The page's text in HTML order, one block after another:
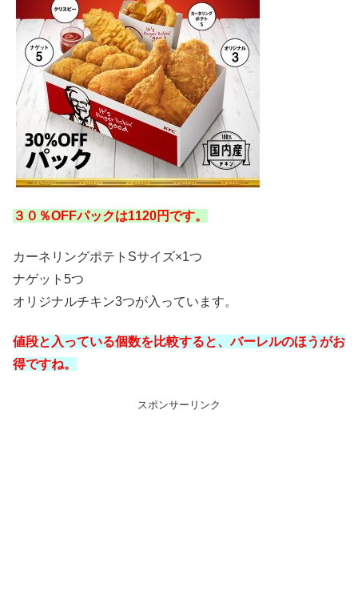
３０％OFFパックは1120円です。
カーネリングポテトSサイズ×1つ
ナゲット5つ
オリジナルチキン3つが入っています。
値段と入っている個数を比較すると、バーレルのほうがお
得ですね。
スポンサーリンク